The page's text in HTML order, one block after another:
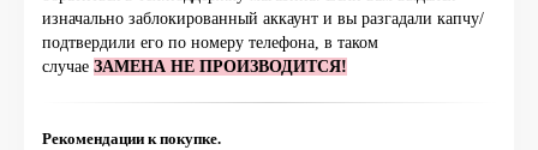
изначально заблокированный аккаунт и вы разгадали капчу/
подтвердили его по номеру телефона, в таком
случае ЗАМЕНА НЕ ПРОИЗВОДИТСЯ!
Рекомендации к покупке.